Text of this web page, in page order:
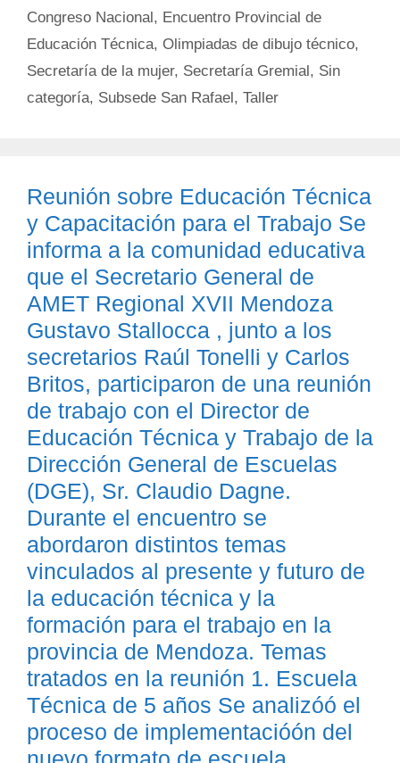
Congreso Nacional, Encuentro Provincial de
Educación Técnica, Olimpiadas de dibujo técnico,
Secretaría de la mujer, Secretaría Gremial, Sin
categoría, Subsede San Rafael, Taller
Reunión sobre Educación Técnica
y Capacitación para el Trabajo Se
informa a la comunidad educativa
que el Secretario General de
AMET Regional XVII Mendoza
Gustavo Stallocca , junto a los
secretarios Raúl Tonelli y Carlos
Britos, participaron de una reunión
de trabajo con el Director de
Educación Técnica y Trabajo de la
Dirección General de Escuelas
(DGE), Sr. Claudio Dagne.
Durante el encuentro se
abordaron distintos temas
vinculados al presente y futuro de
la educación técnica y la
formación para el trabajo en la
provincia de Mendoza. Temas
tratados en la reunión 1. Escuela
Técnica de 5 años Se analizóó el
proceso de implementacióón del